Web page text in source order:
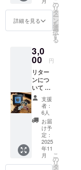
心を込
めてリ
ターン
をご用
一杯の
コー
ヒー
と、未
来への
物語
を、ぜ
ひ一緒
に育て
てくだ
さい。
ご支援
金額リ
ターン
内容
1,000
詳細を見る
の
リ
タ
ー
ン
を
選
択
す
る
3,0
00 円
リター
ンにつ
いて 私
たちの
想いに
共感
し、応
援して
くださ
る皆さ
まへ、
心を込
めてリ
支援
者：
6人
お届
け予
定：
2025
年11
月
こ
の
リ
タ